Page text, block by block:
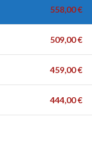
558,00€
509,00€
459,00€
444,00€